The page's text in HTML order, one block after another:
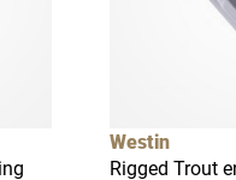
Westin
Rigged Trout